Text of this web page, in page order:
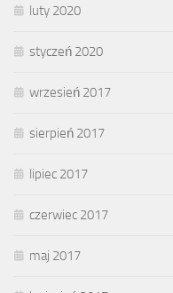
luty 2020
styczeń 2020
wrzesień 2017
sierpień 2017
lipiec 2017
czerwiec 2017
maj 2017